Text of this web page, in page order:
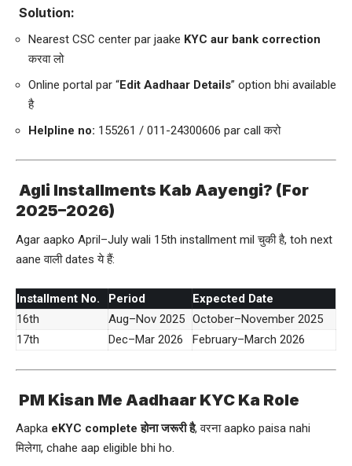
Solution:
Nearest CSC center par jaake KYC aur bank correction
करवा लो
Online portal par “Edit Aadhaar Details” option bhi available
है
Helpline no: 155261 / 011-24300606 par call करो
Agli Installments Kab Aayengi? (For
2025–2026)
Agar aapko April–July wali 15th installment mil चुकी है, toh next
aane वाली dates ये हैं:
Installment No. Period
Expected Date
16th
Aug–Nov 2025 October–November 2025
17th
Dec–Mar 2026 February–March 2026
PM Kisan Me Aadhaar KYC Ka Role
Aapka eKYC complete होना जरूरी है, वरना aapko paisa nahi
मिलेगा, chahe aap eligible bhi ho.